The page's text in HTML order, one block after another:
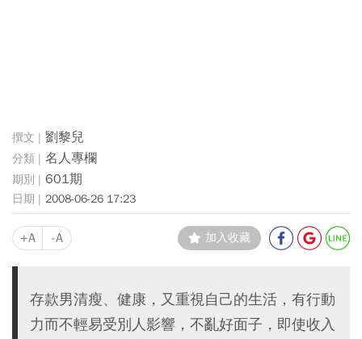
劉黎兒
名人專欄
601期
2008-06-26 17:23
+A -A 加入收藏
存款男清瘦、健康，又重視自己的生活，有行動
力而不輕易受別人影響，不亂好面子，即使收入